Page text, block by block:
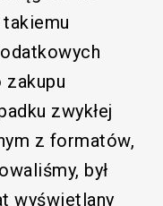
zwykłej
z formatów,
był
wyświetlany